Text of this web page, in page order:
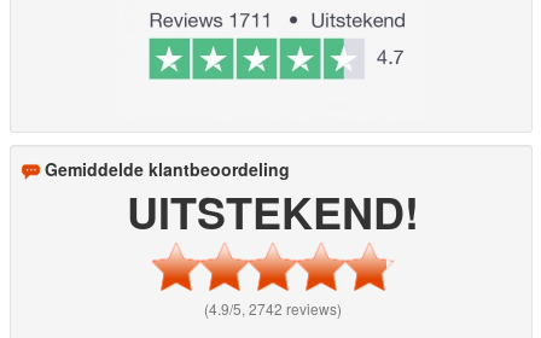
Gemiddelde klantbeoordeling
UITSTEKEND!
(4.9/5, 2742 reviews)